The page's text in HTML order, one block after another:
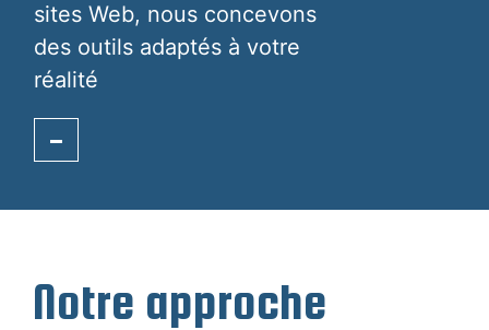
sites Web, nous concevons
des outils adaptés à votre
réalité
Notre approche